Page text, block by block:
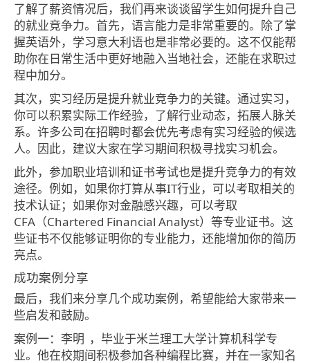
了解了薪资情况后，我们再来谈谈留学生如何提升自己
的就业竞争力。首先，语言能力是非常重要的。除了掌
握英语外，学习意大利语也是非常必要的。这不仅能帮
助你在日常生活中更好地融入当地社会，还能在求职过
程中加分。
其次，实习经历是提升就业竞争力的关键。通过实习，
你可以积累实际工作经验，了解行业动态，拓展人脉关
系。许多公司在招聘时都会优先考虑有实习经验的候选
人。因此，建议大家在学习期间积极寻找实习机会。
此外，参加职业培训和证书考试也是提升竞争力的有效
途径。例如，如果你打算从事IT行业，可以考取相关的
技术认证；如果你对金融感兴趣，可以考取
CFA（Chartered Financial Analyst）等专业证书。这
些证书不仅能够证明你的专业能力，还能增加你的简历
亮点。
成功案例分享
最后，我们来分享几个成功案例，希望能给大家带来一
些启发和鼓励。
案例一：李明 ，毕业于米兰理工大学计算机科学专
业。他在校期间积极参加各种编程比赛，并在一家知名